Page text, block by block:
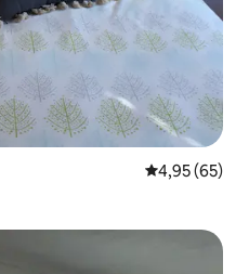
4,95 de uma
4,95 (65)